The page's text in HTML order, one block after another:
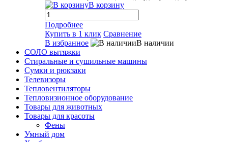
В корзину
Подробнее
Купить в 1 клик Сравнение
В избранное
В наличии
СОЛО вытяжки
Стиральные и сушильные машины
Сумки и рюкзаки
Телевизоры
Тепловентиляторы
Тепловизионное оборудование
Товары для животных
Товары для красоты
Фены
Умный дом